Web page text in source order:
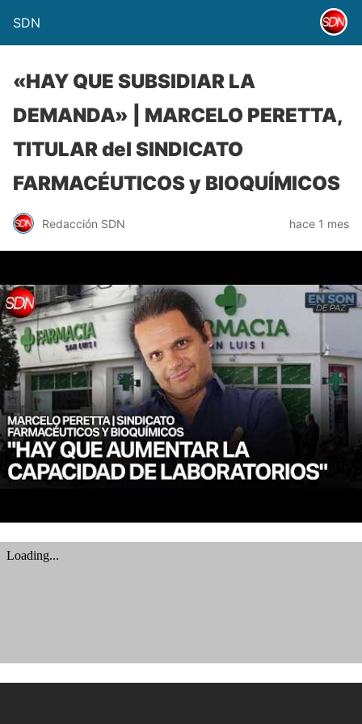
SDN
«HAY QUE SUBSIDIAR LA
DEMANDA» | MARCELO PERETTA,
TITULAR del SINDICATO
FARMACÉUTICOS y BIOQUÍMICOS
Redacción SDN hace 1 mes